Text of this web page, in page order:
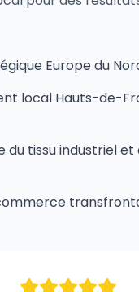
Europe du
local Hauts-de-
du tissu industriel